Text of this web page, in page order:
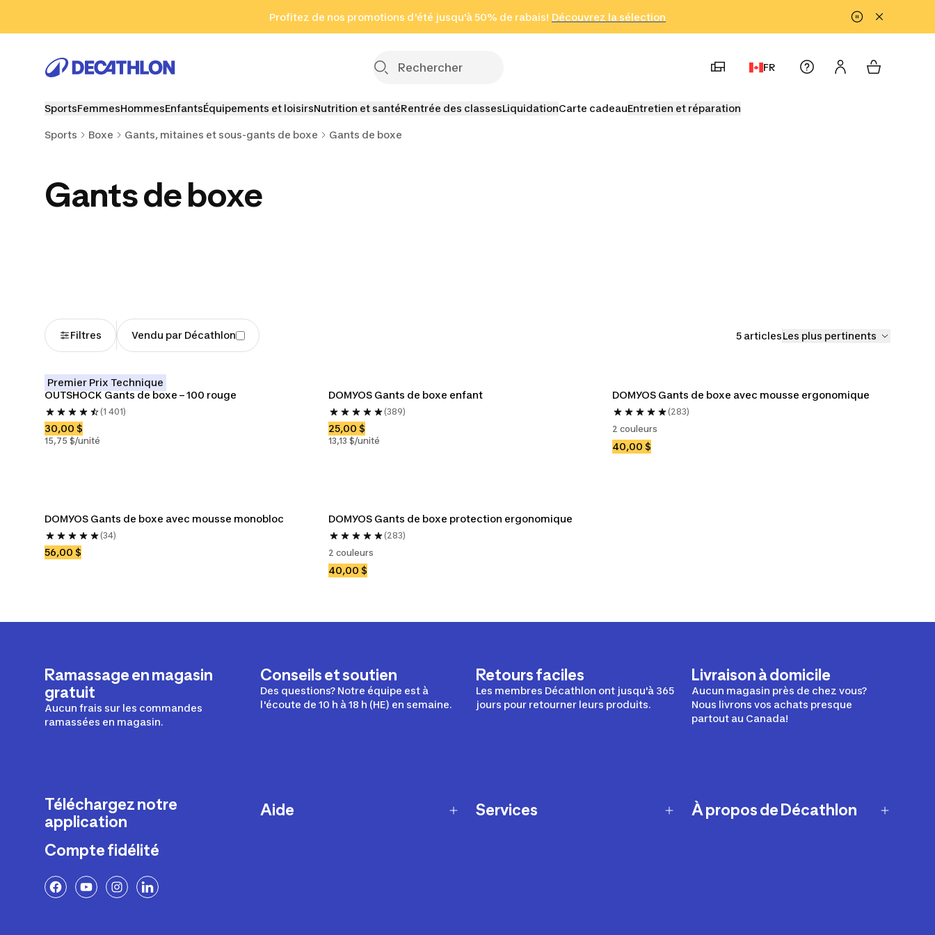
Aller au pied de page
Profitez de nos promotions d'été jusqu'à 50% de rabais! Découvrez la sélection
Cliquez ici
en seulement 2 h!
(Zones sélectionnées)
FR
SportsFemmesHommesEnfantsÉquipements et loisirsNutrition et santéRentrée des classesLiquidationCarte cadeauEntretien et réparation
Sports Boxe Gants, mitaines et sous-gants de boxe Gants de boxe
Gants de boxe
Filtres Vendu par Décathlon 5 articlesLes plus pertinents
Premier Prix Technique
OUTSHOCK Gants de boxe – 100 rouge
(1 401)
30,00 $
15,75 $/unité
(389)
25,00 $
13,13 $/unité
DOMYOS Gants de boxe avec mousse ergonomique
(283)
2 couleurs
40,00 $
DOMYOS Gants de boxe avec mousse monobloc
(34)
56,00 $
DOMYOS Gants de boxe protection ergonomique
(283)
2 couleurs
40,00 $
Ramassage en magasin
gratuit
Aucun frais sur les commandes
ramassées en magasin.
Conseils et soutien
Des questions? Notre équipe est à
l'écoute de 10 h à 18 h (HE) en semaine.
Retours faciles
Les membres Décathlon ont jusqu'à 365
jours pour retourner leurs produits.
Livraison à domicile
Aucun magasin près de chez vous?
Nous livrons vos achats presque
partout au Canada!
Téléchargez notre
application
Compte fidélité
Aide Services À propos de Décathlon